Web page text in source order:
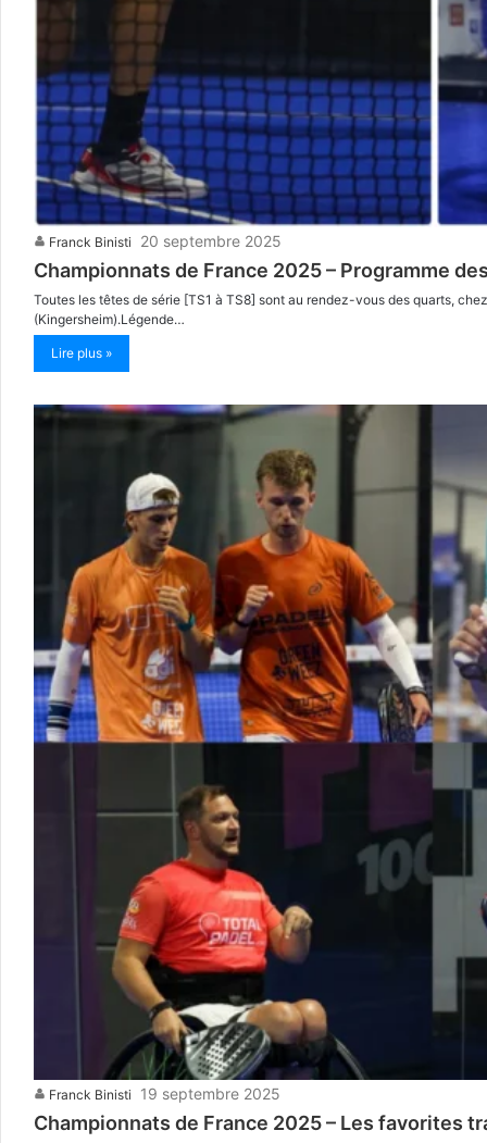
Franck Binisti 20 septembre 2025
Championnats de France 2025 – Programme
Toutes les têtes de série [TS1 à TS8] sont au rendez-vous des quarts,
(Kingersheim).Légende…
Lire plus »
Franck Binisti 19 septembre 2025
Championnats de France 2025 – Les favorites